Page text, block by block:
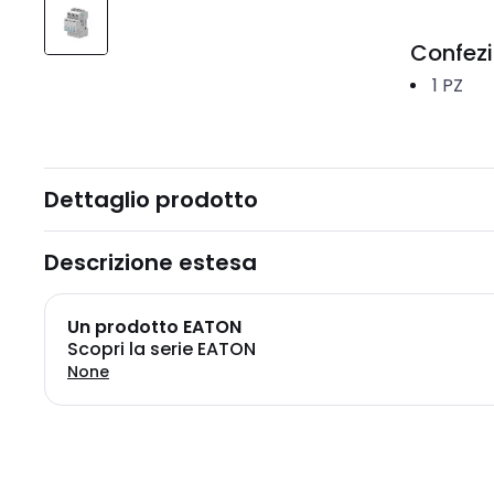
1 PZ
Dettaglio prodotto
Descrizione estesa
Un prodotto EATON
Scopri la serie EATON
None